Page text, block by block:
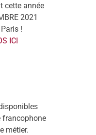
cette année
2021
!
ICI
francophone
métier.